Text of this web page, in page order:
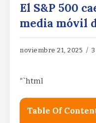
El S&P 500
media móvil
noviembre 21, 2025
“`html
Table Of